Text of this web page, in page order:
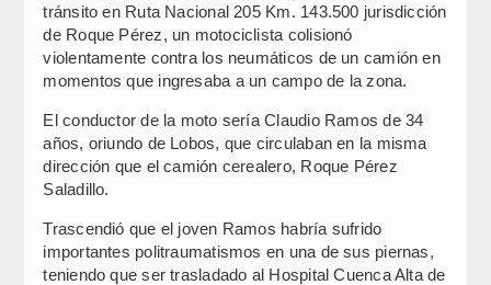
tránsito en Ruta Nacional 205 Km. 143.500 jurisdicción
de Roque Pérez, un motociclista colisionó
violentamente contra los neumáticos de un camión en
momentos que ingresaba a un campo de la zona.
El conductor de la moto sería Claudio Ramos de 34
años, oriundo de Lobos, que circulaban en la misma
dirección que el camión cerealero, Roque Pérez
Saladillo.
Trascendió que el joven Ramos habría sufrido
importantes politraumatismos en una de sus piernas,
teniendo que ser trasladado al Hospital Cuenca Alta de